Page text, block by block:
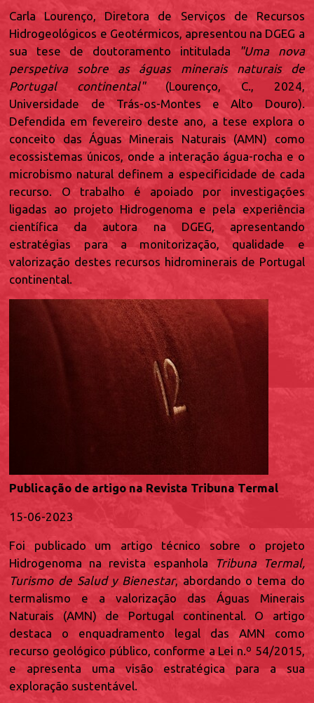
Carla Lourenço, Diretora de Serviços de Recursos
Hidrogeológicos e Geotérmicos, apresentou na DGEG a
sua tese de doutoramento intitulada
"Uma nova
perspetiva sobre as águas minerais naturais de
Portugal continental"(Lourenço, C., 2024,
Universidade de Trás-os-Montes e Alto Douro).
Defendida em fevereiro deste ano, a tese explora o
conceito das Águas Minerais Naturais (AMN) como
ecossistemas únicos, onde a interação água-rocha e o
microbismo natural definem a especificidade de cada
recurso. O trabalho é apoiado por investigações
ligadas ao projeto Hidrogenoma e pela experiência
científica da autora na DGEG, apresentando
estratégias para a monitorização, qualidade e
valorização destes recursos hidrominerais de Portugal
continental.
Publicação de artigo na Revista Tribuna Termal
15-06-2023
Foi publicado um artigo técnico sobre o projeto
Hidrogenoma na revista espanhola
Tribuna Termal,
Turismo de Salud y Bienestar, abordando o tema do
termalismo e a valorização das Águas Minerais
Naturais (AMN) de Portugal continental. O artigo
destaca o enquadramento legal das AMN como
recurso geológico público, conforme a Lei n.º 54/2015,
e apresenta uma visão estratégica para a sua
exploração sustentável.